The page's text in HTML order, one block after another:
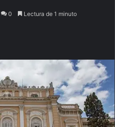
0 Lectura de 1 minuto